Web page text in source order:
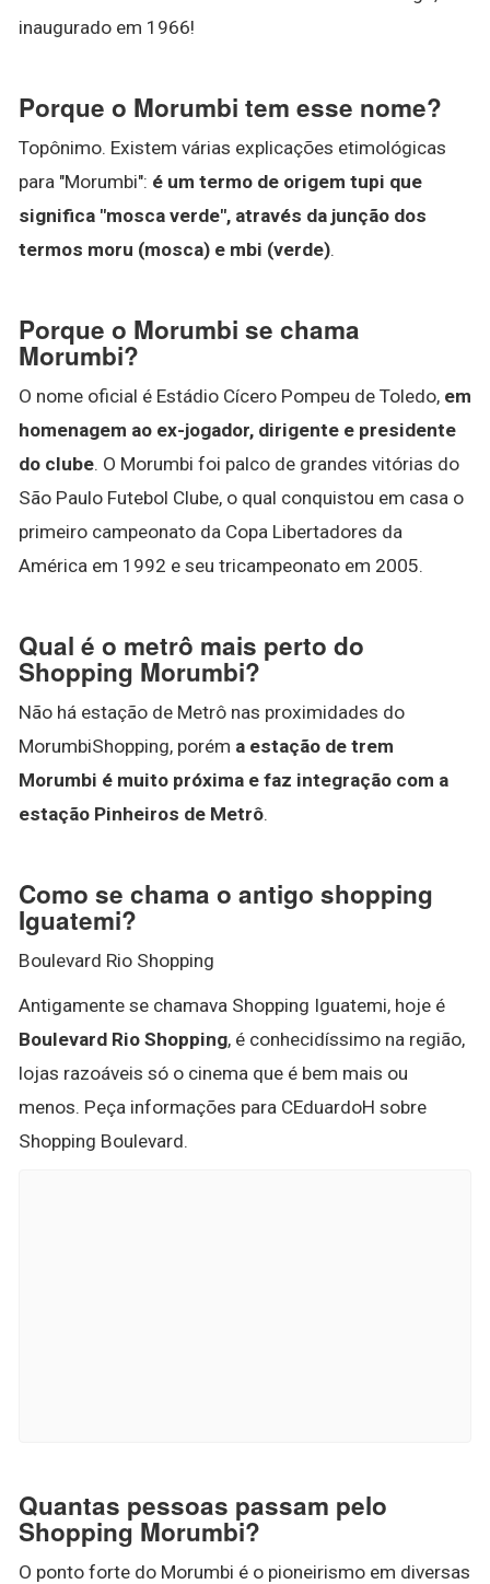
inaugurado em 1966!
Porque o Morumbi tem esse nome?
Topônimo. Existem várias explicações etimológicas
para "Morumbi": é um termo de origem tupi que
significa "mosca verde", através da junção dos
termos moru (mosca) e mbi (verde).
Porque o Morumbi se chama
Morumbi?
O nome oficial é Estádio Cícero Pompeu de Toledo, em
homenagem ao ex-jogador, dirigente e presidente
do clube. O Morumbi foi palco de grandes vitórias do
São Paulo Futebol Clube, o qual conquistou em casa o
primeiro campeonato da Copa Libertadores da
América em 1992 e seu tricampeonato em 2005.
Qual é o metrô mais perto do
Shopping Morumbi?
Não há estação de Metrô nas proximidades do
MorumbiShopping, porém a estação de trem
Morumbi é muito próxima e faz integração com a
estação Pinheiros de Metrô.
Como se chama o antigo shopping
Iguatemi?
Boulevard Rio Shopping
Antigamente se chamava Shopping Iguatemi, hoje é
Boulevard Rio Shopping, é conhecidíssimo na região,
lojas razoáveis só o cinema que é bem mais ou
menos. Peça informações para CEduardoH sobre
Shopping Boulevard.
Quantas pessoas passam pelo
Shopping Morumbi?
O ponto forte do Morumbi é o pioneirismo em diversas